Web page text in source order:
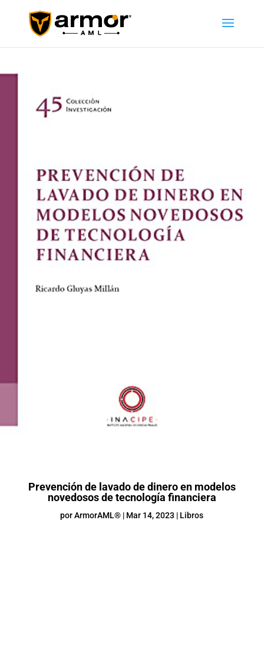
Prevención de lavado de dinero en modelos
novedosos de tecnología financiera
porArmorAML® | Mar 14, 2023 | Libros